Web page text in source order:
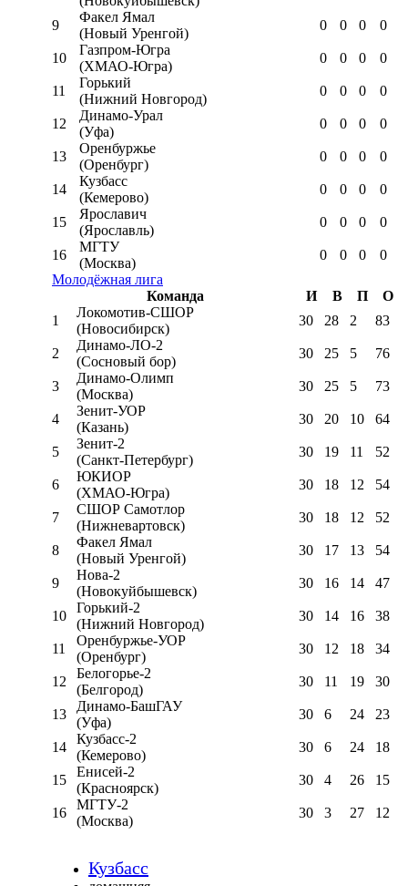
9
Факел Ямал
(Новый Уренгой)
0 0 0 0
10
Газпром-Югра
(ХМАО-Югра)
0 0 0 0
11
Горький
(Нижний Новгород)
0 0 0 0
12
Динамо-Урал
(Уфа)
0 0 0 0
13
Оренбуржье
(Оренбург)
0 0 0 0
14
Кузбасс
(Кемерово)
0 0 0 0
15
Ярославич
(Ярославль)
0 0 0 0
16
МГТУ
(Москва)
0 0 0
0
Молодёжная лига
Команда
И В П
О
1
Локомотив-CШОР
(Новосибирск)
30 28 2 83
2
Динамо-ЛО-2
(Сосновый бор)
30 25 5 76
3
Динамо-Олимп
(Москва)
30 25 5 73
4
Зенит-УОР
(Казань)
30 20 10 64
5
Зенит-2
(Санкт-Петербург)
30 19 11 52
6
ЮКИОР
(ХМАО-Югра)
30 18 12 54
7
СШОР Самотлор
(Нижневартовск)
30 18 12 52
8
Факел Ямал
(Новый Уренгой)
30 17 13 54
9
Нова-2
(Новокуйбышевск)
30 16 14 47
10
Горький-2
(Нижний Новгород)
30 14 16 38
11
Оренбуржье-УОР
(Оренбург)
30 12 18 34
12
Белогорье-2
(Белгород)
30 11 19 30
13
Динамо-БашГАУ
(Уфа)
30 6 24 23
14
Кузбасс-2
(Кемерово)
30 6 24 18
15
Енисей-2
(Красноярск)
30 4 26 15
16
МГТУ-2
(Москва)
30 3 27 12
Кузбасс